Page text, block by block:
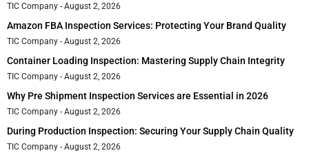
TIC Company August 2, 2026
Amazon FBA Inspection Services: Protecting Your Brand Quality
TIC Company August 2, 2026
Container Loading Inspection: Mastering Supply Chain Integrity
TIC Company August 2, 2026
Why Pre Shipment Inspection Services are Essential in 2026
TIC Company August 2, 2026
During Production Inspection: Securing Your Supply Chain Quality
TIC Company August 2, 2026